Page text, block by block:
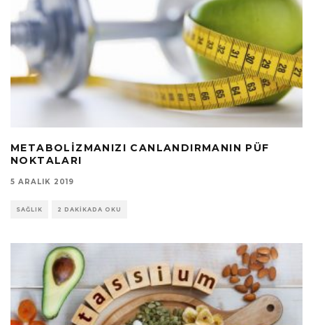
METABOLIZMANIZI CANLANDIRMANIN PÜF
NOKTALARI
5 ARALIK 2019
SAĞLIK 2 DAKIKADA OKU